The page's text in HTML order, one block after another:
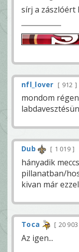
sírj a zászlóért
nfl_lover 912
mondom
Dub 1 019
hányadik
pillanatban/
kivan már
Toca 20 903
Az igen...